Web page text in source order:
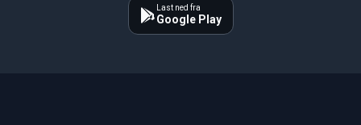
Last ned fra
Google Play